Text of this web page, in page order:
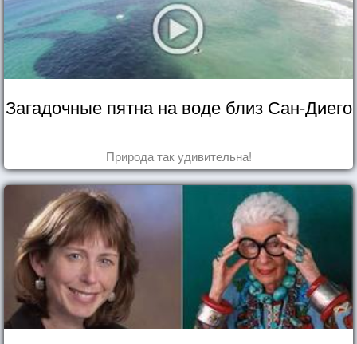
Загадочные пятна на воде близ Сан-Диего
Природа так удивительна!